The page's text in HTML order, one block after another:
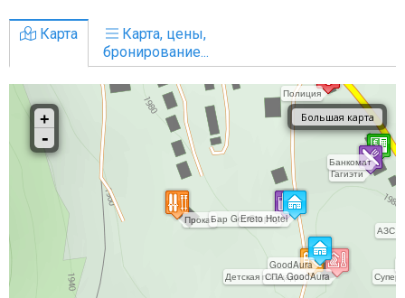
Карта
Карта, цены,
бронирование...